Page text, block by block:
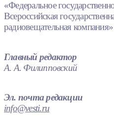
«Федеральное
Всероссийская
радиовещательная
Главный редактор
А. А. Филипповский
Эл. почта редакции
info@vesti.ru